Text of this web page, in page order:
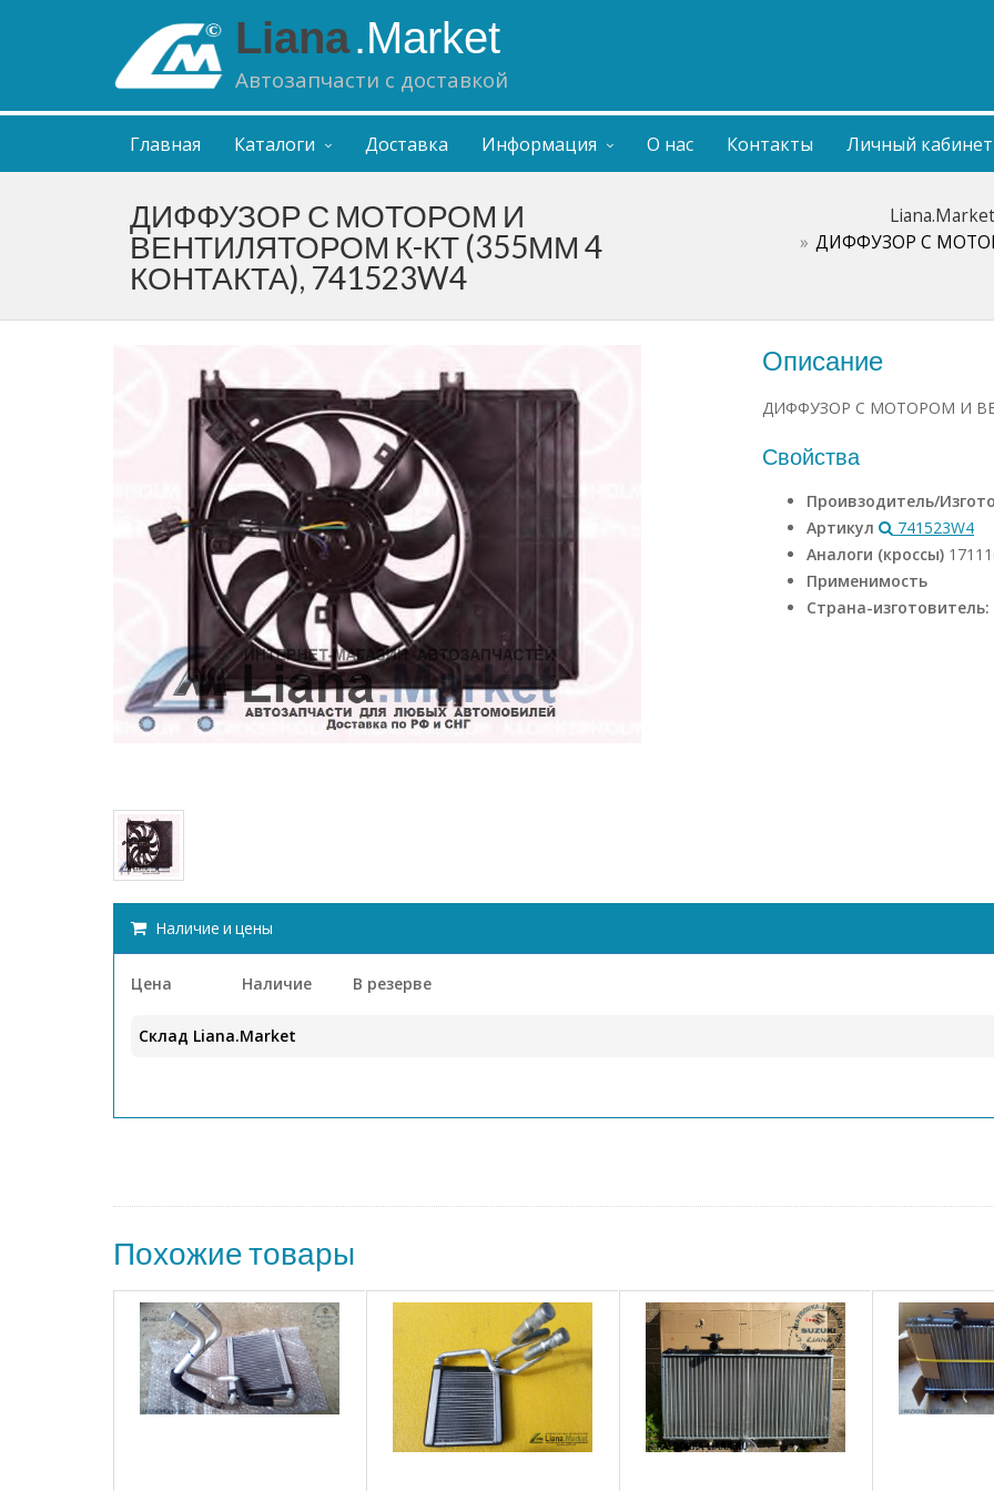
Liana.Market
Автозапчасти с доставкой
Главная Каталоги Доставка Информация О нас Контакты Личный кабинет
ДИФФУЗОР С МОТОРОМ И
ВЕНТИЛЯТОРОМ К-КТ (355ММ 4
КОНТАКТА), 741523W4
Liana.Market
ДИФФУЗОР С
Описание
ДИФФУЗОР С МОТОРОМ И
Свойства
Проивзодитель/
Артикул
741523W4
Аналоги (кроссы)
Применимость
Страна-изготовитель:
Наличие и цены
Цена Наличие В резерве
Склад Liana.Market
Похожие товары